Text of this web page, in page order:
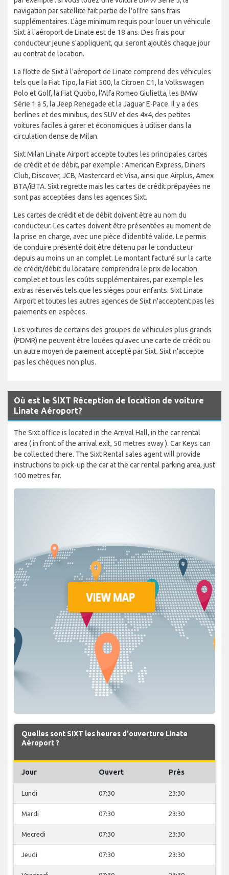
navigation par satellite fait partie de l'offre sans frais
supplémentaires. L'âge minimum requis pour louer un véhicule
Sixt à l'aéroport de Linate est de 18 ans. Des frais pour
conducteur jeune s'appliquent, qui seront ajoutés chaque jour
au contrat de location.
La flotte de Sixt à l'aéroport de Linate comprend des véhicules
tels que la Fiat Tipo, la Fiat 500, la Citroen C1, la Volkswagen
Polo et Golf, la Fiat Quobo, l'Alfa Romeo Giulietta, les BMW
Série 1 à 5, la Jeep Renegade et la Jaguar E-Pace. Il y a des
berlines et des minibus, des SUV et des 4x4, des petites
voitures faciles à garer et économiques à utiliser dans la
circulation dense de Milan.
Sixt Milan Linate Airport accepte toutes les principales cartes
de crédit et de débit, par exemple : American Express, Diners
Club, Discover, JCB, Mastercard et Visa, ainsi que Airplus, Amex
BTA/iBTA. Sixt regrette mais les cartes de crédit prépayées ne
sont pas acceptées dans les agences Sixt.
Les cartes de crédit et de débit doivent être au nom du
conducteur. Les cartes doivent être présentées au moment de
la prise en charge, avec une pièce d'identité valide. Le permis
de conduire présenté doit être détenu par le conducteur
depuis au moins un an complet. Le montant facturé sur la carte
de crédit/débit du locataire comprendra le prix de location
complet et tous les coûts supplémentaires, par exemple les
extras réservés tels que les sièges pour enfants. Sixt Linate
Airport et toutes les autres agences de Sixt n'acceptent pas les
paiements en espèces.
Les voitures de certains des groupes de véhicules plus grands
(PDMR) ne peuvent être louées qu'avec une carte de crédit ou
un autre moyen de paiement accepté par Sixt. Sixt n'accepte
pas les chèques non plus.
Où est le SIXT Réception de location de voiture
Linate Aéroport?
The Sixt office is located in the Arrival Hall, in the car rental
area ( in front of the arrival exit, 50 metres away ). Car Keys can
be collected there. The Sixt Rental sales agent will provide
instructions to pick-up the car at the car rental parking area, just
100 metres far.
Quelles sont SIXT les heures d'ouverture Linate
Aéroport ?
Jour Ouvert Près
Lundi 07:30 23:30
Mardi 07:30 23:30
Mecredi 07:30 23:30
Jeudi 07:30 23:30